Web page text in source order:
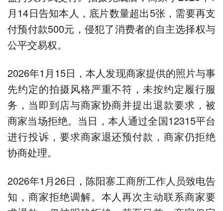
月14日告知本人，底片数量超出5张，需要再支
付预付款500元，侵犯了消费者的自主选择权与
公平交易权。
2026年1月15日，本人发现商家提供的照片与事
先约定的拍摄风格严重不符，未按约定履行服
务，当即到店与商家协商并提出退款要求，被
商家当场拒绝。当日，本人通过全国12315平台
进行投诉，要求商家退还预付款，商家仍拒绝
协商处理。
2026年1月26日，陈阳寨工商所工作人员致电告
知，商家拒绝调解。本人再次主动联系商家要